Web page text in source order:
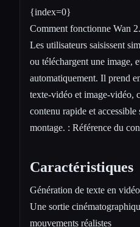
{index=0}
Comment fonctionne Wan
Les utilisateurs saisissent
ou téléchargent une image,
automatiquement. Il prend
texte-vidéo et image-vidéo,
contenu rapide et accessible
montage. : Référence du
Caractéristiques
Génération de texte en
Une sortie
mouvements réalistes